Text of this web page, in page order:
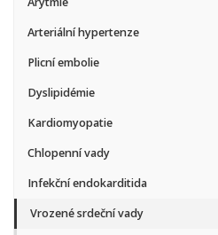
Arteriální hypertenze
Plicní embolie
Dyslipidémie
Kardiomyopatie
Chlopenní vady
Infekční endokarditida
Vrozené srdeční vady